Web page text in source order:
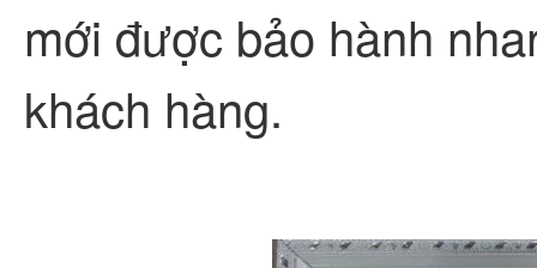
mới được bảo hành
khách hàng.